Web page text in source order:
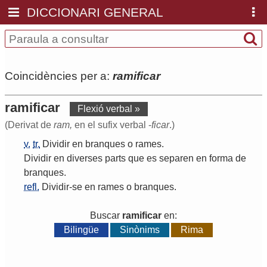
DICCIONARI GENERAL
Coincidències per a: ramificar
ramificar
Flexió verbal »
(Derivat de ram, en el sufix verbal -ficar.)
v. tr. Dividir en branques o rames.
Dividir en diverses parts que es separen en forma de
branques.
refl. Dividir-se en rames o branques.
Buscar ramificar en:
Bilingüe
Sinònims Rima